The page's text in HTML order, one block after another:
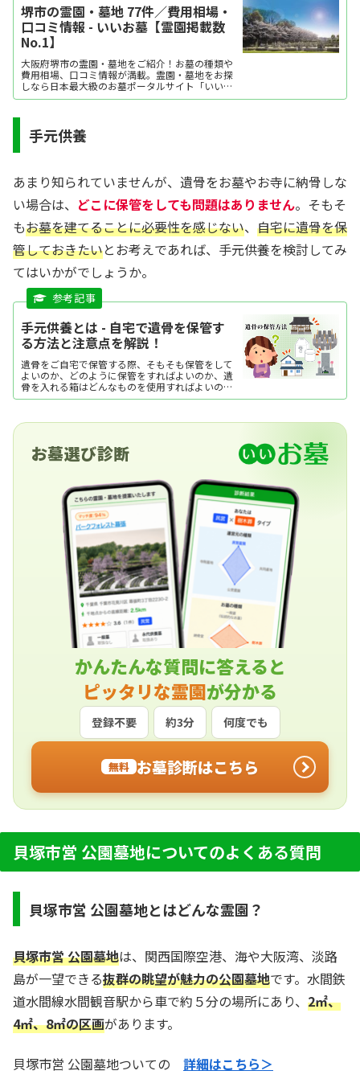
堺市の霊園・墓地 77件／費用相場・
口コミ情報 - いいお墓【霊園掲載数
No.1】
大阪府堺市の霊園・墓地をご紹介！お墓の種類や
費用相場、口コミ情報が満載。霊園・墓地をお探
しなら日本最大級のお墓ポータルサイト「いいお
墓」にお任せください。資料請求・見学予約・お
手元供養
あまり知られていませんが、遺骨をお墓やお寺に納骨しな
い場合は、 どこに保管をしても問題はありません。そもそ
もお墓を建てることに必要性を感じない、 自宅に遺骨を保
管しておきたいとお考えであれば、手元供養を検討してみ
てはいかがでしょうか。
手元供養とは - 自宅で遺骨を保管す
る方法と注意点を解説！
遺骨をご自宅で保管する際、そもそも保管をして
よいのか、どのように保管をすればよいのか、遺
骨を入れる箱はどんなものを使用すればよいのか
など疑問が出てくるかと思います。ここでは、自
ています。
お墓選び診断
かんたんな質問に答えると
ピッタリな霊園が分かる
登録不要 約3分 何度でも
無料 お墓診断はこちら
貝塚市営 公園墓地についてのよくある質問
貝塚市営 公園墓地とはどんな霊園？
貝塚市営 公園墓地は、関西国際空港、海や大阪湾、淡路
島が一望できる抜群の眺望が魅力の公園墓地です。水間鉄
道水間線水間観音駅から車で約５分の場所にあり、 2㎡、
4㎡、8㎡の区画があります。
貝塚市営 公園墓地ついての 詳細はこちら＞